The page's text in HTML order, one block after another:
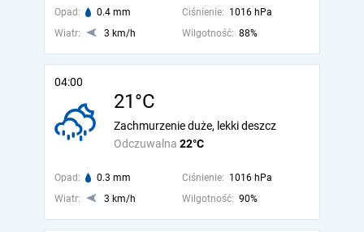
Opad: 0.4 mm Ciśnienie: 1016 hPa
Wiatr:
3 km/h Wilgotność: 88%
04:00
21°C
Odczuwalna 22°C
Zachmurzenie duże, lekki deszcz
Opad: 0.3 mm Ciśnienie: 1016 hPa
Wiatr:
3 km/h Wilgotność: 90%